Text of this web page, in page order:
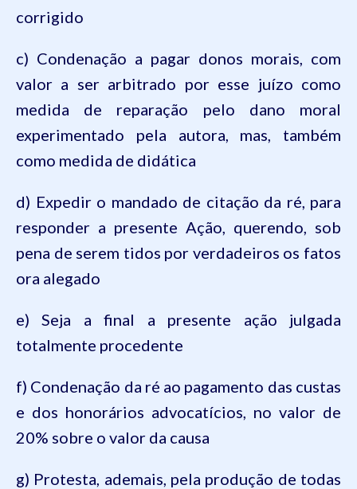
corrigido
c) Condenação a pagar donos morais, com
valor a ser arbitrado por esse juízo como
medida de reparação pelo dano moral
experimentado pela autora, mas, também
como medida de didática
d) Expedir o mandado de citação da ré, para
responder a presente Ação, querendo, sob
pena de serem tidos por verdadeiros os fatos
ora alegado
e) Seja a final a presente ação julgada
totalmente procedente
f) Condenação da ré ao pagamento das custas
e dos honorários advocatícios, no valor de
20% sobre o valor da causa
g) Protesta, ademais, pela produção de todas